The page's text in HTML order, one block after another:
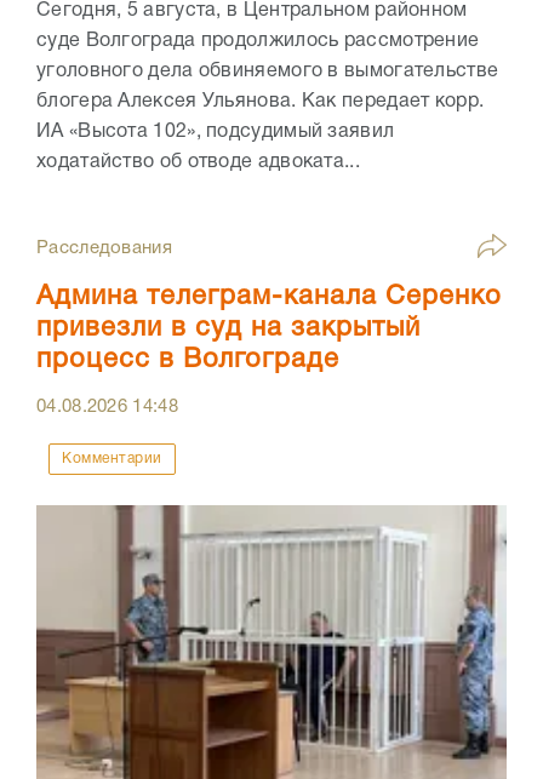
Сегодня, 5 августа, в Центральном районном
суде Волгограда продолжилось рассмотрение
уголовного дела обвиняемого в вымогательстве
блогера Алексея Ульянова. Как передает корр.
ИА «Высота 102», подсудимый заявил
ходатайство об отводе адвоката...
Расследования
Админа телеграм-канала Серенко
привезли в суд на закрытый
процесс в Волгограде
04.08.2026 14:48
Комментарии